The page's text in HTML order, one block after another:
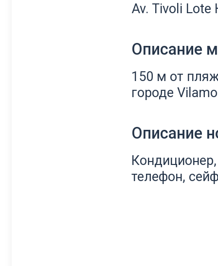
Av. Tivoli Lote
Описание
150 м от
городе
Описание
телефон,